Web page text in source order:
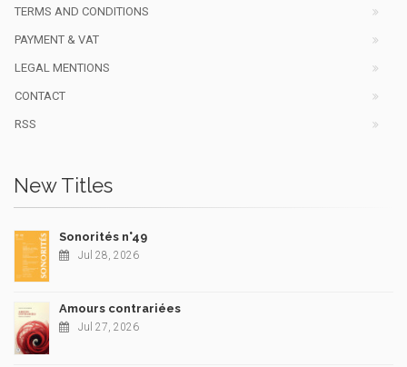
TERMS AND CONDITIONS
PAYMENT & VAT
LEGAL MENTIONS
CONTACT
RSS
New Titles
Sonorités n°49
Jul 28, 2026
Amours contrariées
Jul 27, 2026